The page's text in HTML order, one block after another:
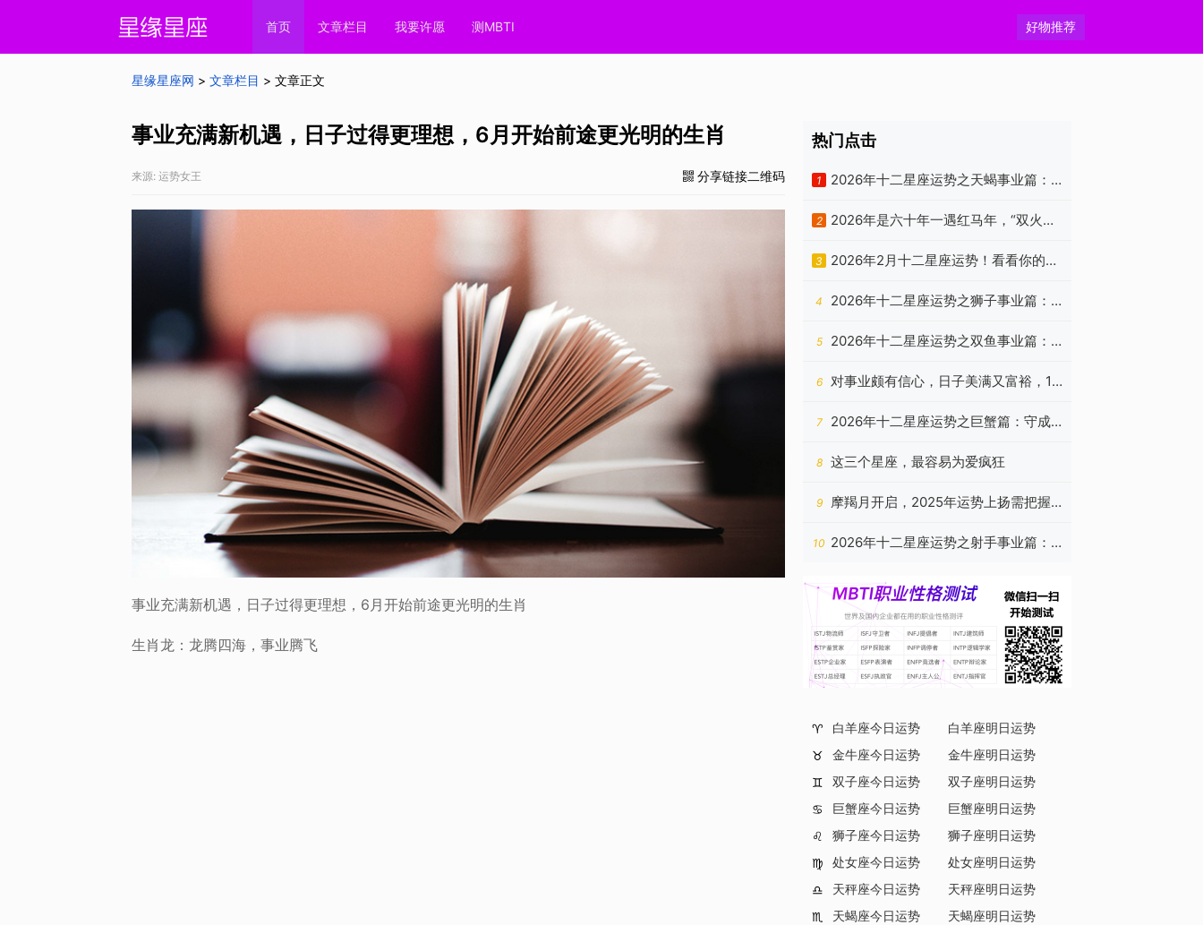
首页 文章栏目 我要许愿 测MBTI 好物推荐
星缘星座网 > 文章栏目 > 文章正文
事业充满新机遇，日子过得更理想，6月开始前途更光明的生肖
来源: 运势女王 分享链接二维码
事业充满新机遇，日子过得更理想，6月开始前途更光明的生肖
生肖龙：龙腾四海，事业腾飞
热门点击
1
2026年十二星座运势之天蝎事业篇：
精进向上，独处自洽
2
2026年是六十年一遇红马年，“双火加
身”是福是祸？老祖宗忠告有答案
3
2026年2月十二星座运势！看看你的新
年状态如何？
4
2026年十二星座运势之狮子事业篇：
锋芒所向，自成山海
5
2026年十二星座运势之双鱼事业篇：
风波暂渡，心舟自稳
6
对事业颇有信心，日子美满又富裕，1
月开始半点不缺钱的星座
7
2026年十二星座运势之巨蟹篇：守成
养晦，静待春归
8 这三个星座，最容易为爱疯狂
9
摩羯月开启，2025年运势上扬需把握
10 2026年十二星座运势之射手事业篇：
♈ 白羊座今日运势
白羊座明日运势
♉
金牛座今日运势
金牛座明日运势
♊
双子座今日运势
双子座明日运势
♋
巨蟹座今日运势
巨蟹座明日运势
♌
狮子座今日运势
狮子座明日运势
♍
处女座今日运势
处女座明日运势
♎
天秤座今日运势
天秤座明日运势
♏
天蝎座今日运势
天蝎座明日运势